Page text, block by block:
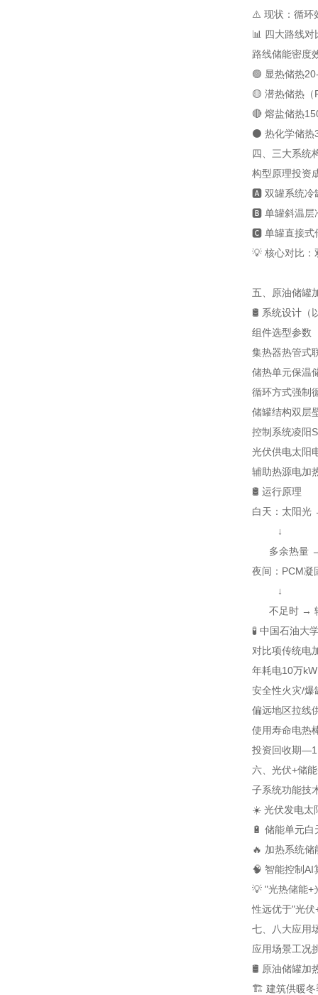
⚠️ 现状：循环
📊 四大路线对
路线储能密度
🟢 显热储热
🟡 潜热储热（
🔴 熔盐储热
⚫ 热化学储热
四、三大系统
构型原理投资
🅰️ 双罐系统冷
🅱️ 单罐斜温层
🅲 单罐直接式
💡 核心对比
五、原油储罐
🛢️ 系统设计（
组件选型参数
集热器热管式
储热单元保温
循环方式强制
储罐结构双层
控制系统凌阳
光伏供电太阳
辅助热源电加
🛢️ 运行原理
白天：太阳
↓
多余热量 →
夜间：PCM
↓
不足时 → 辅
🧪 中国石油大
对比项传统电
年耗电10万
安全性火灾/爆
偏远地区拉线
使用寿命电热
投资回收期—
六、光伏+储
子系统功能技
☀️ 光伏发电太
🔋 储能单元白
🔥 加热系统储
🧠 智能控制AI
💡 "光热储能+
性远优于"光
七、八大应用
应用场景工况
🛢️ 原油储罐加
🏗️ 建筑供暖